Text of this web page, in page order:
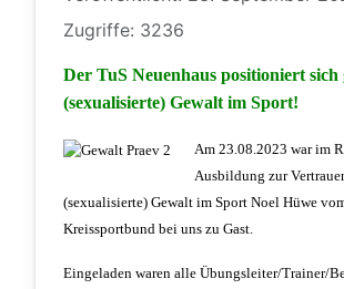
Zugriffe: 3236
Der TuS Neuenhaus positioniert sich
(sexualisierte) Gewalt im Sport!
Am 23.08.2023 war im
Ausbildung zur
(sexualisierte) Gewalt im Sport Noel Hüwe
Kreissportbund bei uns zu Gast.
Eingeladen waren alle Übungsleiter/Trainer/